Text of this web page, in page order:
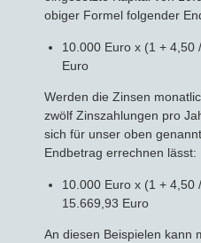
obiger Formel folgender
10.000 Euro x (1 + 4,50
Euro
Werden die Zinsen
zwölf Zinszahlungen pro
sich für unser oben
Endbetrag errechnen lässt:
10.000 Euro x (1 + 4,50
15.669,93 Euro
An diesen Beispielen kann